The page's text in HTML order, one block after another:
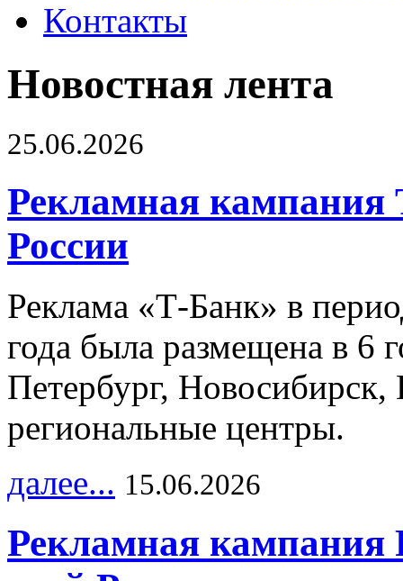
Контакты
Новостная лента
25.06.2026
Рекламная кампания
России
Реклама «Т-Банк» в
года была размещена в 6
Петербург,
региональные центры.
далее... 15.06.2026
Рекламная